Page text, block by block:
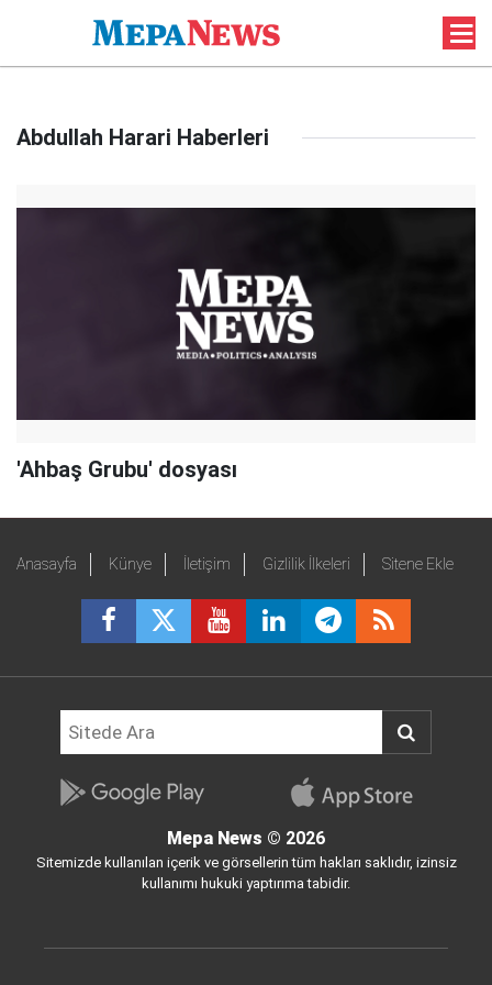
Abdullah Harari Haberleri
'Ahbaş Grubu' dosyası
Anasayfa Künye İletişim Gizlilik İlkeleri Sitene Ekle
Mepa News © 2026
Sitemizde kullanılan içerik ve görsellerin tüm hakları saklıdır, izinsiz
kullanımı hukuki yaptırıma tabidir.